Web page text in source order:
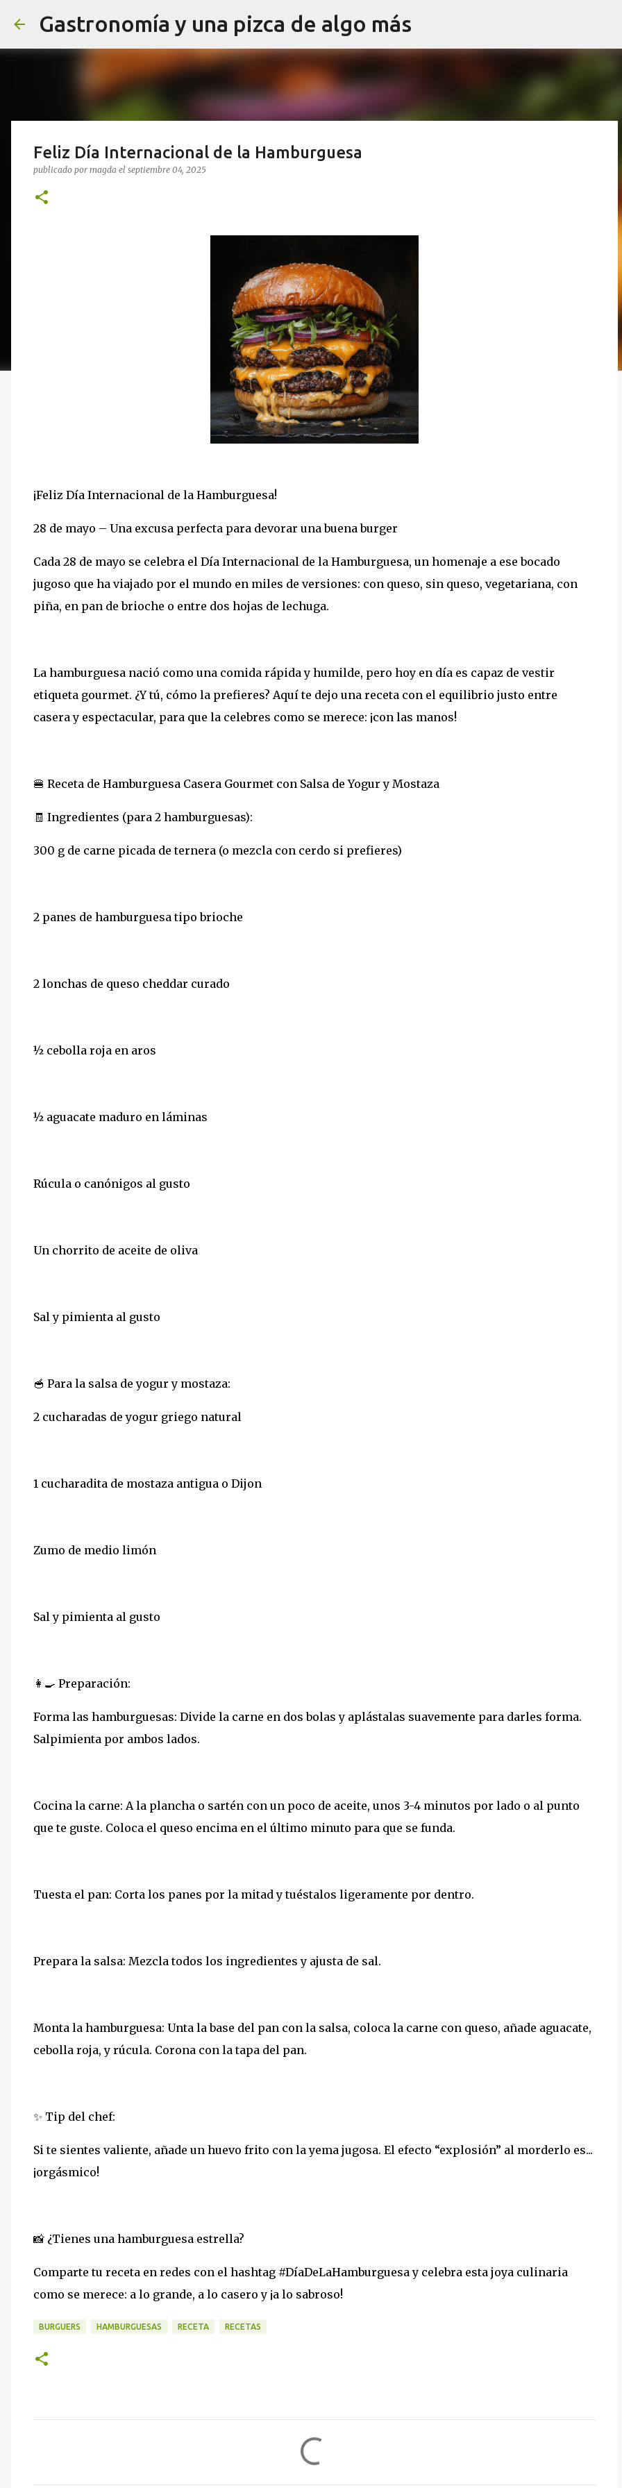
Ir al contenido principal
Gastronomía y una pizca de algo más
Feliz Día Internacional de la Hamburguesa
publicado por magda el septiembre 04, 2025
¡Feliz Día Internacional de la Hamburguesa!
28 de mayo – Una excusa perfecta para devorar una buena burger
Cada 28 de mayo se celebra el Día Internacional de la Hamburguesa, un homenaje a ese bocado
jugoso que ha viajado por el mundo en miles de versiones: con queso, sin queso, vegetariana, con
piña, en pan de brioche o entre dos hojas de lechuga.
La hamburguesa nació como una comida rápida y humilde, pero hoy en día es capaz de vestir
etiqueta gourmet. ¿Y tú, cómo la prefieres? Aquí te dejo una receta con el equilibrio justo entre
casera y espectacular, para que la celebres como se merece: ¡con las manos!
🍔 Receta de Hamburguesa Casera Gourmet con Salsa de Yogur y Mostaza
🧾 Ingredientes (para 2 hamburguesas):
300 g de carne picada de ternera (o mezcla con cerdo si prefieres)
2 panes de hamburguesa tipo brioche
2 lonchas de queso cheddar curado
½ cebolla roja en aros
½ aguacate maduro en láminas
Rúcula o canónigos al gusto
Un chorrito de aceite de oliva
Sal y pimienta al gusto
🥣 Para la salsa de yogur y mostaza:
2 cucharadas de yogur griego natural
1 cucharadita de mostaza antigua o Dijon
Zumo de medio limón
Sal y pimienta al gusto
👩‍🍳 Preparación:
Forma las hamburguesas: Divide la carne en dos bolas y aplástalas suavemente para darles forma.
Salpimienta por ambos lados.
Cocina la carne: A la plancha o sartén con un poco de aceite, unos 3-4 minutos por lado o al punto
que te guste. Coloca el queso encima en el último minuto para que se funda.
Tuesta el pan: Corta los panes por la mitad y tuéstalos ligeramente por dentro.
Prepara la salsa: Mezcla todos los ingredientes y ajusta de sal.
Monta la hamburguesa: Unta la base del pan con la salsa, coloca la carne con queso, añade aguacate,
cebolla roja, y rúcula. Corona con la tapa del pan.
✨ Tip del chef:
Si te sientes valiente, añade un huevo frito con la yema jugosa. El efecto “explosión” al morderlo es...
¡orgásmico!
📸 ¿Tienes una hamburguesa estrella?
Comparte tu receta en redes con el hashtag #DíaDeLaHamburguesa y celebra esta joya culinaria
como se merece: a lo grande, a lo casero y ¡a lo sabroso!
BURGUERS HAMBURGUESAS RECETA RECETAS